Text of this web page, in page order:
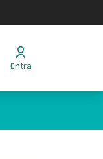
Entra